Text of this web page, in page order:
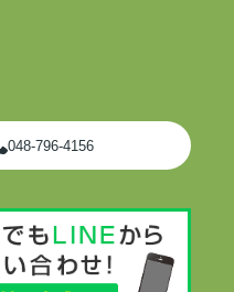
048-796-4156